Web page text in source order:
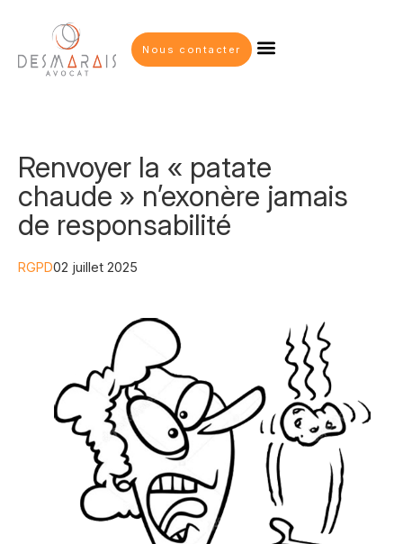
Nous contacter
Renvoyer la « patate
chaude » n’exonère jamais
de responsabilité
RGPD02 juillet 2025